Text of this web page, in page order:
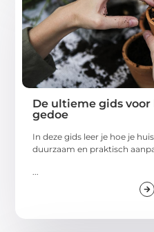
De ultieme gids
gedoe
In deze gids leer je hoe je
duurzaam en praktisch